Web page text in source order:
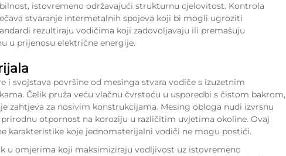
istovremeno održavajući strukturnu cjelovitost. Kontrola
stvaranje intermetalnih spojeva koji bi mogli ugroziti
rezultiraju vodičima koji zadovoljavaju ili premašuju
u prijenosu električne energije.
i svojstava površine od mesinga stvara vodiče s izuzetnim
Čelik pruža veću vlačnu čvrstoću u usporedbi s čistom bakrom,
zahtjeva za nosivim konstrukcijama. Mesing obloga nudi izvrsnu
otpornost na koroziju u različitim uvjetima okoline. Ovaj
karakteristike koje jednomaterijalni vodiči ne mogu postići.
u omjerima koji maksimiziraju vodljivost uz istovremeno